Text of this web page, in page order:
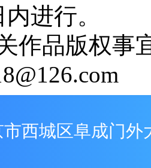
进行。
作品版权事
西城区阜成门外